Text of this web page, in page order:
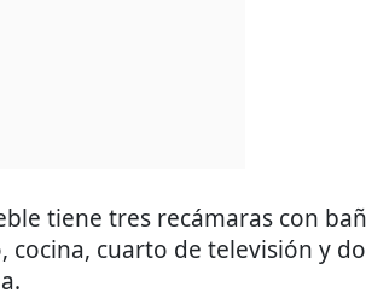
tiene tres recámaras con
cocina, cuarto de televisión y